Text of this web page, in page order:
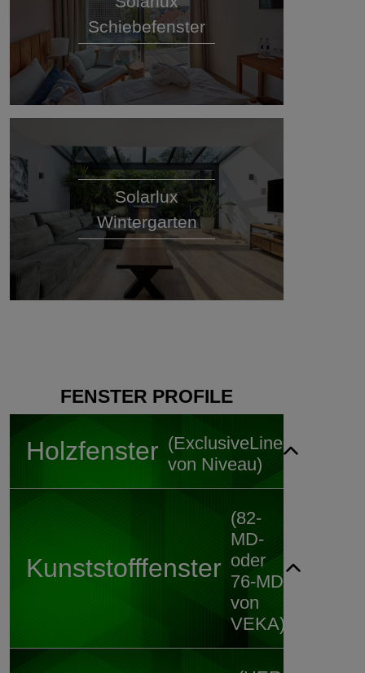
Schiebefenster
Solarlux
Wintergarten
FENSTER PROFILE
Holzfenster (ExclusiveLine
von Niveau)
Kunststofffenster
(82-
MD-
oder
76-MD
von
VEKA)